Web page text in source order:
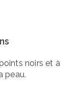
noirs et à
peau.